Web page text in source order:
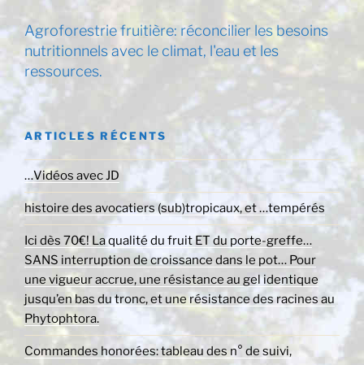
Agroforestrie fruitière: réconcilier les besoins
nutritionnels avec le climat, l'eau et les
ressources.
ARTICLES RÉCENTS
…Vidéos avec JD
histoire des avocatiers (sub)tropicaux, et …tempérés
Ici dès 70€! La qualité du fruit ET du porte-greffe…
SANS interruption de croissance dans le pot… Pour
une vigueur accrue, une résistance au gel identique
jusqu’en bas du tronc, et une résistance des racines au
Phytophtora.
Commandes honorées: tableau des n° de suivi,